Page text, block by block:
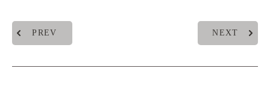
PREV NEXT